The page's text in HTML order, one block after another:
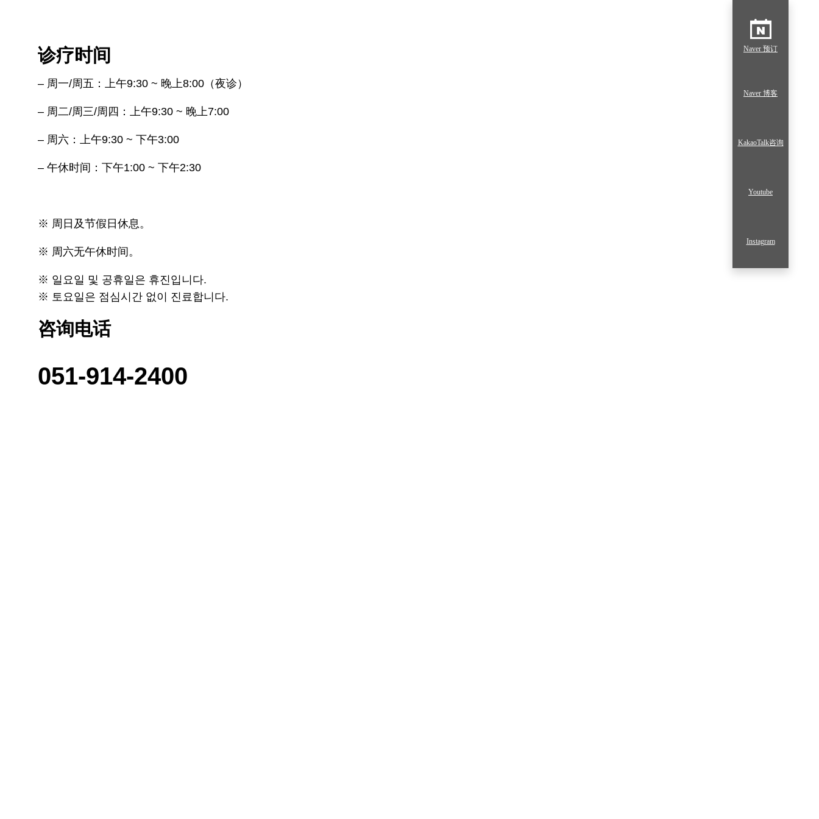
诊疗时间
– 周一/周五：上午9:30 ~ 晚上8:00（夜诊）
– 周二/周三/周四：上午9:30 ~ 晚上7:00
– 周六：上午9:30 ~ 下午3:00
– 午休时间：下午1:00 ~ 下午2:30
※ 周日及节假日休息。
※ 周六无午休时间。
※ 일요일 및 공휴일은 휴진입니다.
※ 토요일은 점심시간 없이 진료합니다.
咨询电话
051-914-2400
Naver 预订
Naver 博客
KakaoTalk咨询
Youtube
Instagram